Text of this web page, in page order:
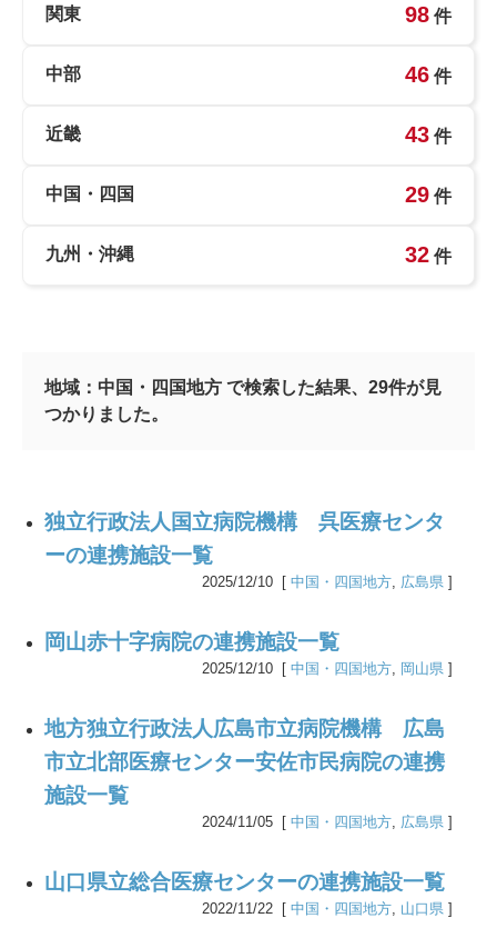
関東 98 件
中部 46 件
近畿 43 件
中国・四国 29 件
九州・沖縄 32 件
地域： 中国・四国地方 で検索した結果、 29件が見
つかりました。
独立行政法人国立病院機構 呉医療センタ
ーの連携施設一覧
2025/12/10 [ 中国・四国地方 広島県 ]
岡山赤十字病院の連携施設一覧
2025/12/10 [ 中国・四国地方 岡山県 ]
地方独立行政法人広島市立病院機構 広島
市立北部医療センター安佐市民病院の連携
施設一覧
2024/11/05 [ 中国・四国地方 広島県 ]
山口県立総合医療センターの連携施設一覧
2022/11/22 [ 中国・四国地方 山口県 ]